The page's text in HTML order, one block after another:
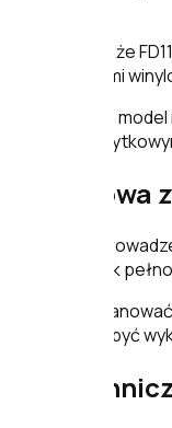
sprawia, że
podłogami
ten sam
albo lokalu
umożliwia
jednak
należy
powinny być